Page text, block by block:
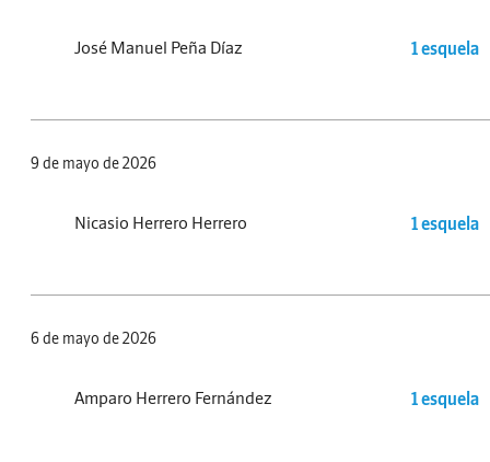
José Manuel Peña Díaz 1 esquela
9 de mayo de 2026
Nicasio Herrero Herrero 1 esquela
6 de mayo de 2026
Amparo Herrero Fernández 1 esquela